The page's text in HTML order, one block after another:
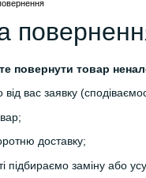
повернути товар
вас заявку
доставку;
підбираємо заміну або